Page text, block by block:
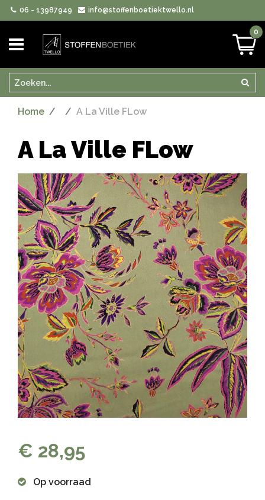
06 - 13987949 info@stoffenboetiektwello.nl
0
Zoeken
Home A La Ville FLow
A La Ville FLow
€ 28,95
Op voorraad